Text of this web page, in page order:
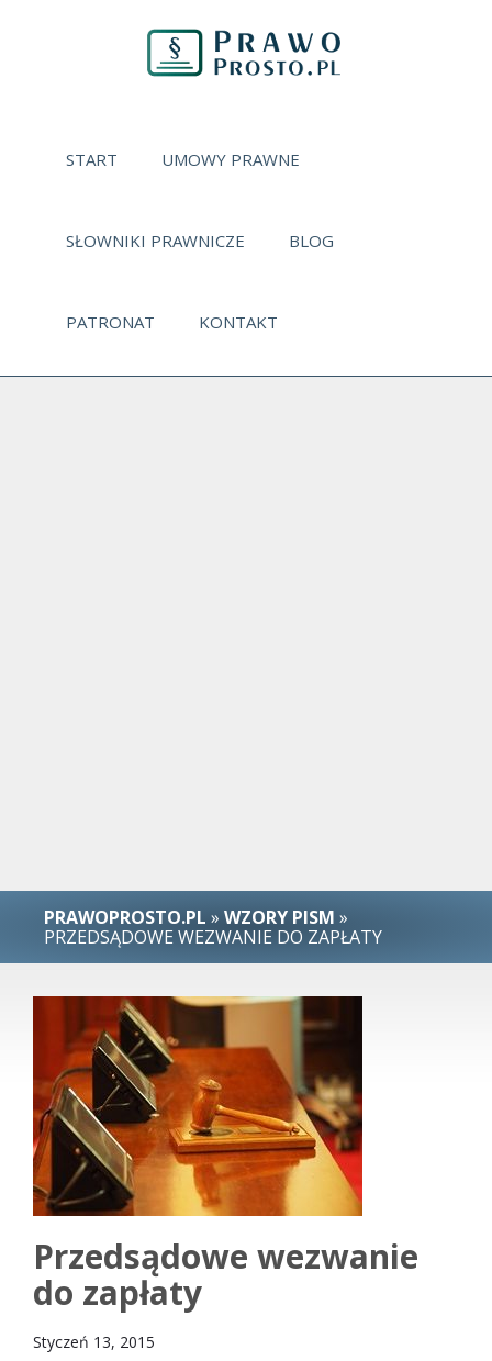
START UMOWY PRAWNE
SŁOWNIKI PRAWNICZE BLOG
PATRONAT KONTAKT
PRAWOPROSTO.PL » WZORY PISM »
PRZEDSĄDOWE WEZWANIE DO ZAPŁATY
Przedsądowe wezwanie
do zapłaty
Styczeń 13, 2015